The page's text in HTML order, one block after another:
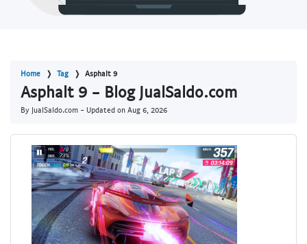
Home Tag Asphalt 9
Asphalt 9 - Blog JualSaldo.com
By JualSaldo.com - Updated on Aug 6, 2026